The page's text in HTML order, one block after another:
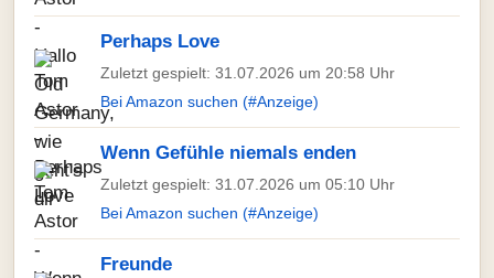
Perhaps Love
Zuletzt gespielt: 31.07.2026 um 20:58 Uhr
Bei Amazon suchen (#Anzeige)
Wenn Gefühle niemals enden
Zuletzt gespielt: 31.07.2026 um 05:10 Uhr
Bei Amazon suchen (#Anzeige)
Freunde